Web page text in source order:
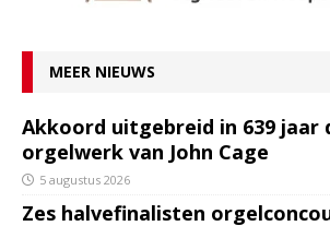
MEER NIEUWS
Akkoord uitgebreid in 639 jaar
orgelwerk van John Cage
5 augustus 2026
Zes halvefinalisten